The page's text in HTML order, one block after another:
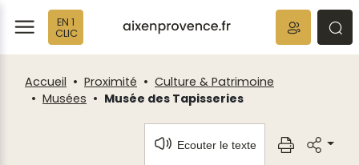
EN 1
CLIC
Accueil Proximité
Culture & Patrimoine
Musées
Musée des Tapisseries
Ecouter le texte
Fenêtre
de
chat
Panneau de gestion des cookies